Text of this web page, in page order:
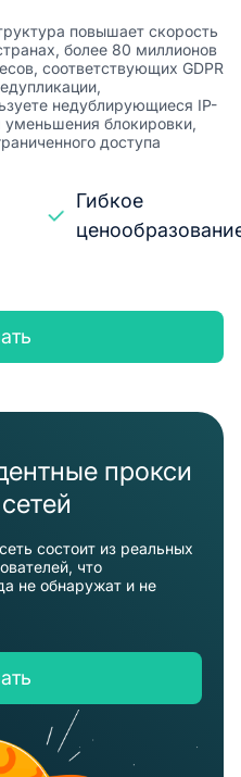
повышает скорость
более 80 миллионов
соответствующих GDPR
недублирующиеся IP-
уменьшения блокировки,
доступа
Гибкое
прокси
состоит из реальных
что
не обнаружат и не